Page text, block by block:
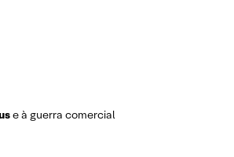
e à guerra comercial